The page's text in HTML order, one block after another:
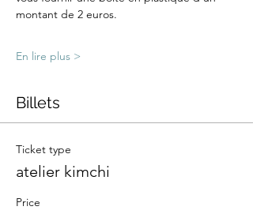
montant de 2 euros.
En lire plus >
Billets
Ticket type
atelier kimchi
Price